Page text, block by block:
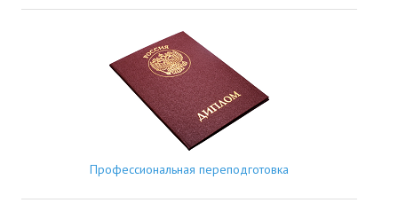
Профессиональная переподготовка